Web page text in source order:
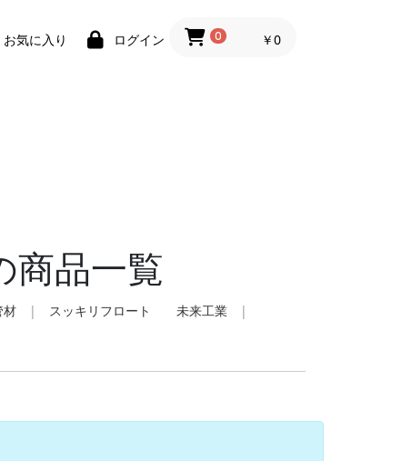
お気に入り ログイン 0 ￥0
品一覧
材 | スッキリフロート 未来工業
|